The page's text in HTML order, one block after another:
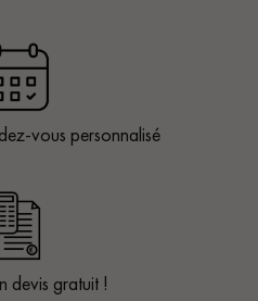
vous personnalisé
devis gratuit !